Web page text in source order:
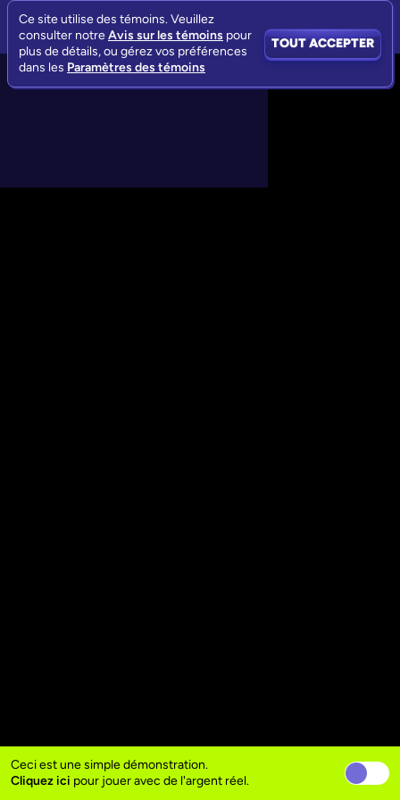
Ceci est une simple démonstration.
Cliquez ici pour jouer avec de l'argent réel.
Ce site utilise des témoins. Veuillez
consulter notreAvis sur les témoins pour
plus de détails, ou gérez vos préférences
dans les Paramètres des témoins
TOUT ACCEPTER